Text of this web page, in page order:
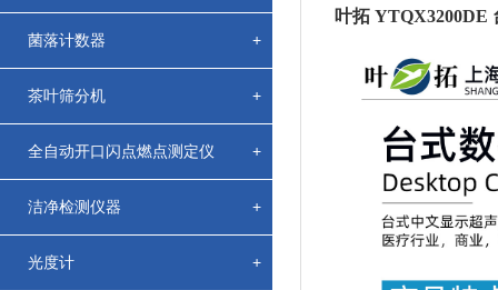
菌落计数器 +
茶叶筛分机 +
全自动开口闪点燃点测定仪 +
洁净检测仪器 +
光度计 +
叶拓 YTQX3200DE